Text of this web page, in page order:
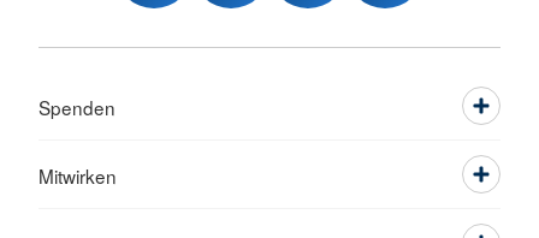
Spenden
Mitwirken